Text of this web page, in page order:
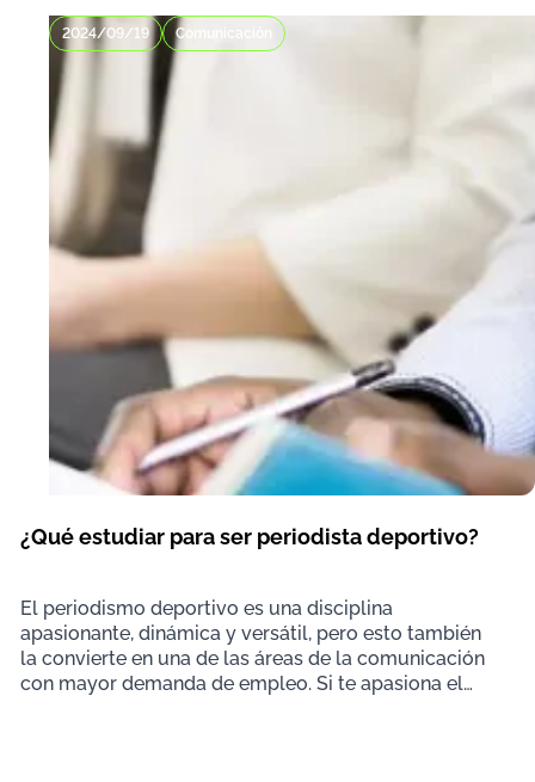
2024/09/19 Comunicación
¿Qué estudiar para ser periodista deportivo?
El periodismo deportivo es una disciplina
apasionante, dinámica y versátil, pero esto también
la convierte en una de las áreas de la comunicación
con mayor demanda de empleo. Si te apasiona el